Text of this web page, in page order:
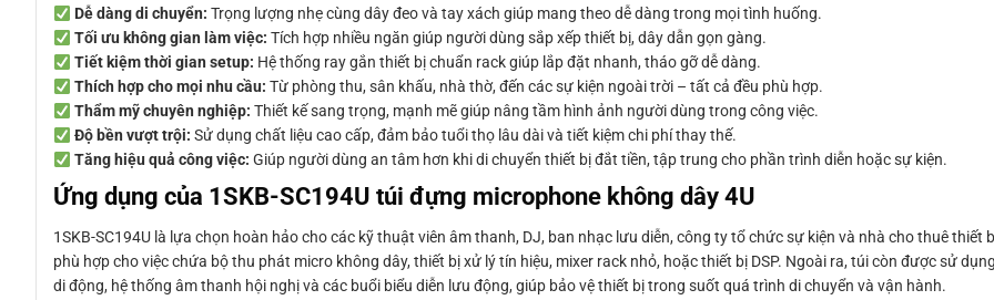
Dễ dàng di chuyển: Trọng lượng nhẹ cùng dây đeo và tay xách giúp mang theo dễ dàng trong mọi tình huống.
Tối ưu không gian làm việc: Tích hợp nhiều ngăn giúp người dùng sắp xếp thiết bị, dây dẫn gọn gàng.
Tiết kiệm thời gian setup: Hệ thống ray gắn thiết bị chuẩn rack giúp lắp đặt nhanh, tháo gỡ dễ dàng.
Thích hợp cho mọi nhu cầu: Từ phòng thu, sân khấu, nhà thờ, đến các sự kiện ngoài trời – tất cả đều phù hợp.
Thẩm mỹ chuyên nghiệp: Thiết kế sang trọng, mạnh mẽ giúp nâng tầm hình ảnh người dùng trong công việc.
Độ bền vượt trội: Sử dụng chất liệu cao cấp, đảm bảo tuổi thọ lâu dài và tiết kiệm chi phí thay thế.
Tăng hiệu quả công việc: Giúp người dùng an tâm hơn khi di chuyển thiết bị đắt tiền, tập trung cho phần trình diễn hoặc sự kiện.
Ứng dụng của 1SKB-SC194U túi đựng microphone không dây 4U
1SKB-SC194U là lựa chọn hoàn hảo cho các kỹ thuật viên âm thanh, DJ, ban nhạc lưu diễn, công ty tổ chức sự kiện và nhà cho thuê thiết
phù hợp cho việc chứa bộ thu phát micro không dây, thiết bị xử lý tín hiệu, mixer rack nhỏ, hoặc thiết bị DSP. Ngoài ra, túi còn được sử
di động, hệ thống âm thanh hội nghị và các buổi biểu diễn lưu động, giúp bảo vệ thiết bị trong suốt quá trình di chuyển và vận hành.